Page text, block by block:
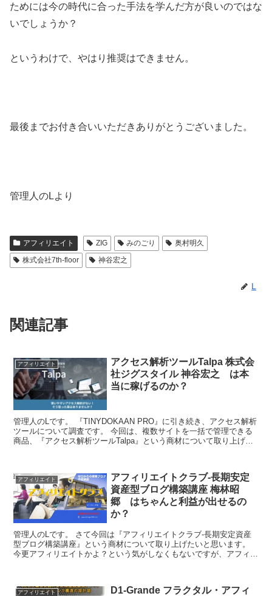
ためには今の時代に合った手法を学んだ方が良いのではな
いでしょうか？
というわけで、やはり推奨はできません。
最後までお付き合いいただきありがとうございました。
管理人のLより
アフィリエイト ZIG みのごり
奥村明久
株式会社7th-floor
神谷宏之
L
関連記事
アフィリエイト
アクセス解析ツールTalpa 株式会
社ジグスタイル 神谷宏之 は本
当に稼げるのか？
管理人のLです。 『TINYDOKAAN PRO』に引き続き、アクセス解析
ツールについて調査です。 今回は、複数サイトを一括で管理できる
商品、『アクセス解析ツールTalpa』という商材について取り上げた
アフィリエイト
アフィリエイトクラブ‐長期安定
資産型ブログ構築講座 梅林昭
郷 はちゃんと利益が出せるの
か？
管理人のLです。 さて今回は『アフィリエイトクラブ‐長期安定資産
型ブログ構築講座』という商材について取り上げたいと思います。
今更アフィリエイトかよ？という気がしなくもないですが、アフィリ
アフィリエイト
D1-Grande フラクタル・アフィ